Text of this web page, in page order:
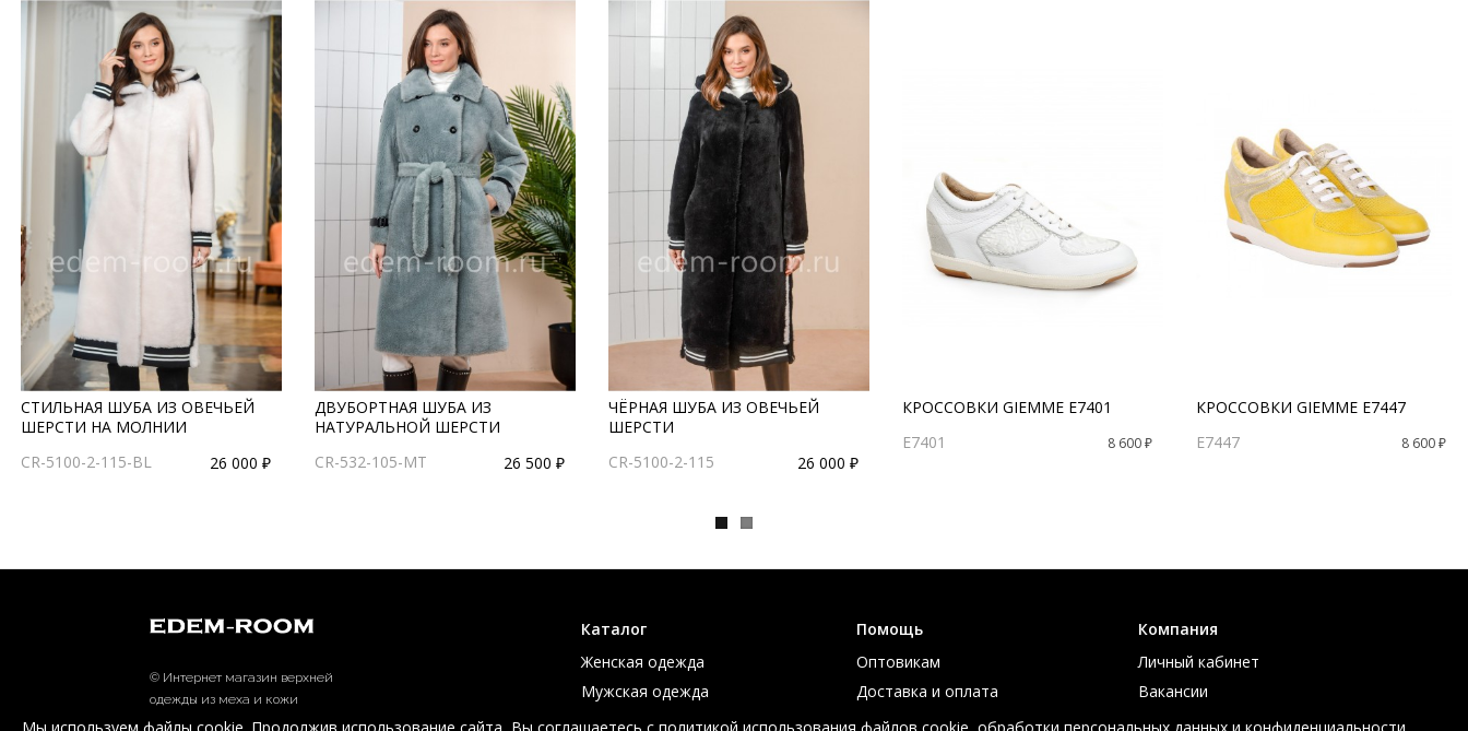
СТИЛЬНАЯ ШУБА ИЗ ОВЕЧЬЕЙ
ШЕРСТИ НА МОЛНИИ
CR-5100-2-115-BL
26 000 ₽
ДВУБОРТНАЯ ШУБА ИЗ
НАТУРАЛЬНОЙ ШЕРСТИ
CR-532-105-MT
26 500 ₽
ЧЁРНАЯ ШУБА ИЗ ОВЕЧЬЕЙ
ШЕРСТИ
CR-5100-2-115
26 000 ₽
КРОССОВКИ GIEMME E7401
E7401
8 600 ₽
КРОССОВКИ GIEMME E7447
E7447
8 600 ₽
© Интернет магазин верхней
одежды из меха и кожи
EDEM-ROOM 2011-2026
Каталог
Женская одежда
Мужская одежда
Большие размеры
Помощь
Оптовикам
Доставка и оплата
Таблица размеров
Компания
Личный кабинет
Вакансии
Контакты